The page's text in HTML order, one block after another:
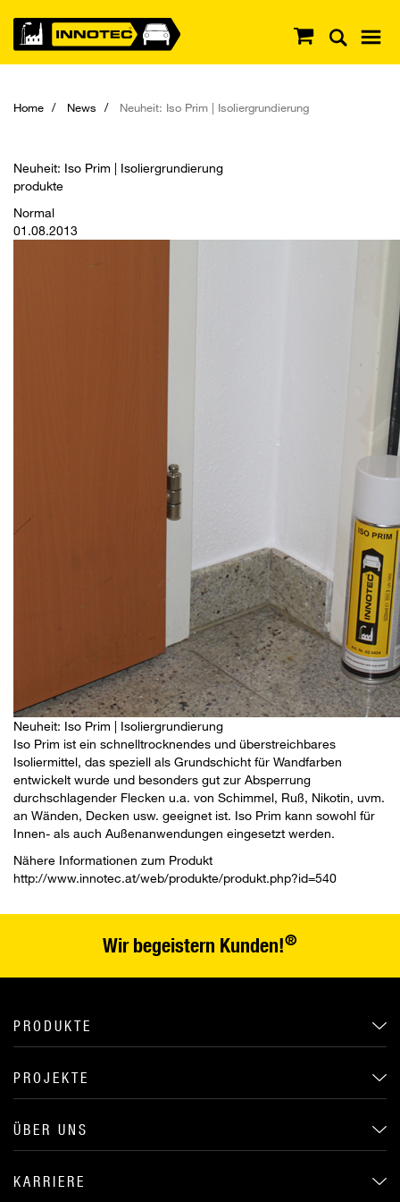
Home News Neuheit: Iso Prim | Isoliergrundierung
Neuheit: Iso Prim | Isoliergrundierung
produkte
Normal
01.08.2013
Neuheit: Iso Prim | Isoliergrundierung
Iso Prim ist ein schnelltrocknendes und überstreichbares
Isoliermittel, das speziell als Grundschicht für Wandfarben
entwickelt wurde und besonders gut zur Absperrung
durchschlagender Flecken u.a. von Schimmel, Ruß, Nikotin, uvm.
an Wänden, Decken usw. geeignet ist. Iso Prim kann sowohl für
Innen- als auch Außenanwendungen eingesetzt werden.
Nähere Informationen zum Produkt
http://www.innotec.at/web/produkte/produkt.php?id=540
Wir begeistern Kunden!®
PRODUKTE
PROJEKTE
ÜBER UNS
KARRIERE